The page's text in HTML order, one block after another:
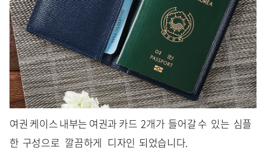
여권 케이스 내부는 여권과 카드 2개가 들어갈 수 있는 심플
한 구성으로 깔끔하게 디자인 되었습니다.